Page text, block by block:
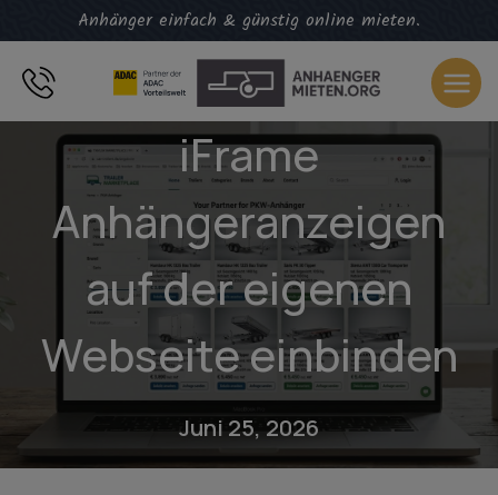
Inhalt
springen
Anhänger einfach & günstig online mieten.
iFrame
Anhängeranzeigen
auf der eigenen
Webseite einbinden
Juni 25, 2026